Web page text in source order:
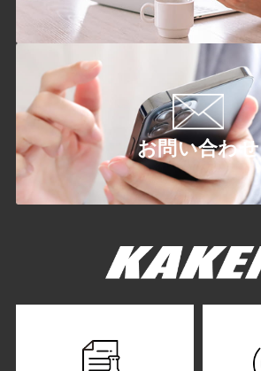
お問い合わせ